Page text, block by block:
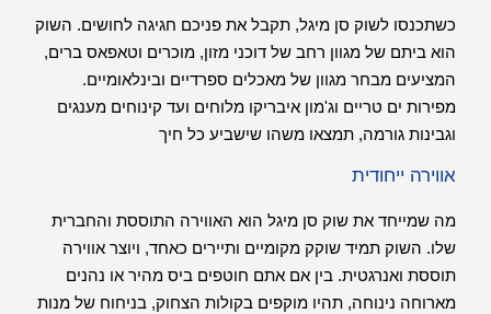
כשתכנסו לשוק סן מיגל, תקבל את פניכם חגיגה לחושים. השוק
הוא ביתם של מגוון רחב של דוכני מזון, מוכרים וטאפאס ברים,
המציעים מבחר מגוון של מאכלים ספרדיים ובינלאומיים.
מפירות ים טריים וג'מון איבריקו מלוחים ועד קינוחים מענגים
וגבינות גורמה, תמצאו משהו שישביע כל חיך
אווירה ייחודית
מה שמייחד את שוק סן מיגל הוא האווירה התוססת והחברית
שלו. השוק תמיד שוקק מקומיים ותיירים כאחד, ויוצר אווירה
תוססת ואנרגטית. בין אם אתם חוטפים ביס מהיר או נהנים
מארוחה נינוחה, תהיו מוקפים בקולות הצחוק, בניחוח של מנות